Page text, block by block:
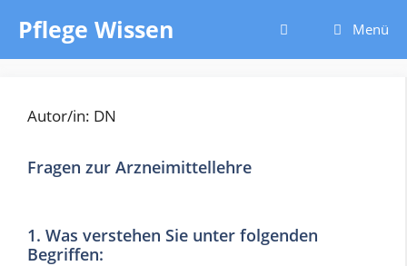
Inhalt
springen
Pflege Wissen Menü
Autor/in: DN
Fragen zur Arzneimittellehre
1. Was verstehen Sie unter folgenden
Begriffen: